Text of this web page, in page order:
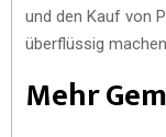
und den Kauf von
überflüssig machen.
Mehr